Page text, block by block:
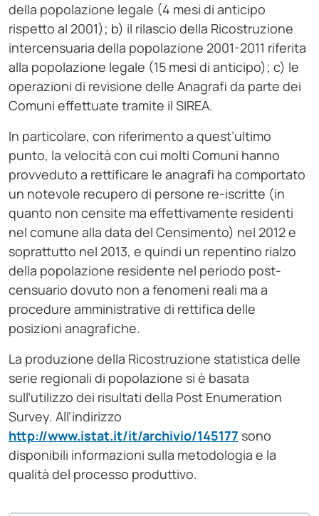
della popolazione legale (4 mesi di anticipo
rispetto al 2001); b) il rilascio della Ricostruzione
intercensuaria della popolazione 2001-2011 riferita
alla popolazione legale (15 mesi di anticipo); c) le
operazioni di revisione delle Anagrafi da parte dei
Comuni effettuate tramite il SIREA.
In particolare, con riferimento a quest’ultimo
punto, la velocità con cui molti Comuni hanno
provveduto a rettificare le anagrafi ha comportato
un notevole recupero di persone re-iscritte (in
quanto non censite ma effettivamente residenti
nel comune alla data del Censimento) nel 2012 e
soprattutto nel 2013, e quindi un repentino rialzo
della popolazione residente nel periodo post-
censuario dovuto non a fenomeni reali ma a
procedure amministrative di rettifica delle
posizioni anagrafiche.
La produzione della Ricostruzione statistica delle
serie regionali di popolazione si è basata
sull’utilizzo dei risultati della Post Enumeration
Survey. All’indirizzo
http://www.istat.it/it/archivio/145177 sono
disponibili informazioni sulla metodologia e la
qualità del processo produttivo.